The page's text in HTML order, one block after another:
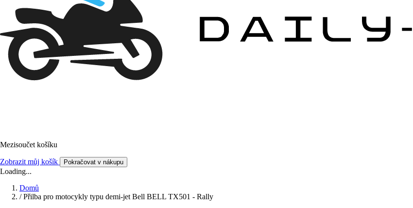
Mezisoučet košíku
Zobrazit můj košík Pokračovat v nákupu
Loading...
Domů
/ Přilba pro motocykly typu demi-jet Bell BELL TX501 - Rally